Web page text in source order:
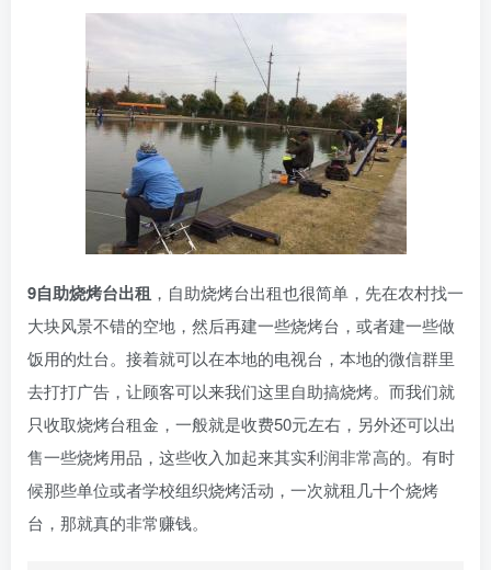
9自助烧烤台出租 ，自助烧烤台出租也很简单，先在农村找一
大块风景不错的空地，然后再建一些烧烤台，或者建一些做
饭用的灶台。接着就可以在本地的电视台，本地的微信群里
去打打广告，让顾客可以来我们这里自助搞烧烤。而我们就
只收取烧烤台租金，一般就是收费50元左右，另外还可以出
售一些烧烤用品，这些收入加起来其实利润非常高的。有时
候那些单位或者学校组织烧烤活动，一次就租几十个烧烤
台，那就真的非常赚钱。